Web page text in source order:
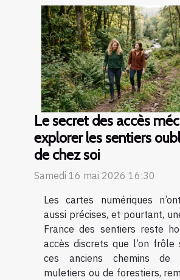
Le secret des accès
explorer les sentiers
de chez soi
Samedi 16 mai 2026 16:30
Les cartes numériques
aussi précises, et pourtant,
France des sentiers reste
accès discrets que l’on frôle
ces anciens chemins de
muletiers ou de forestiers,